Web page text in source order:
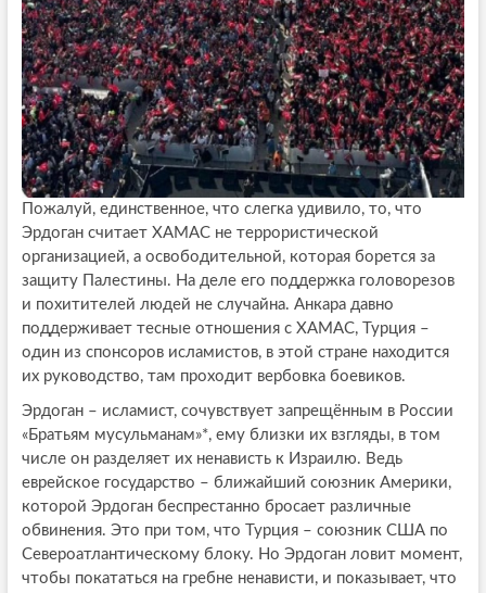
Пожалуй, единственное, что слегка удивило, то, что
Эрдоган считает ХАМАС не террористической
организацией, а освободительной, которая борется за
защиту Палестины. На деле его поддержка головорезов
и похитителей людей не случайна. Анкара давно
поддерживает тесные отношения с ХАМАС, Турция –
один из спонсоров исламистов, в этой стране находится
их руководство, там проходит вербовка боевиков.
Эрдоган – исламист, сочувствует запрещённым в России
«Братьям мусульманам»*, ему близки их взгляды, в том
числе он разделяет их ненависть к Израилю. Ведь
еврейское государство – ближайший союзник Америки,
которой Эрдоган беспрестанно бросает различные
обвинения. Это при том, что Турция – союзник США по
Североатлантическому блоку. Но Эрдоган ловит момент,
чтобы покататься на гребне ненависти, и показывает, что